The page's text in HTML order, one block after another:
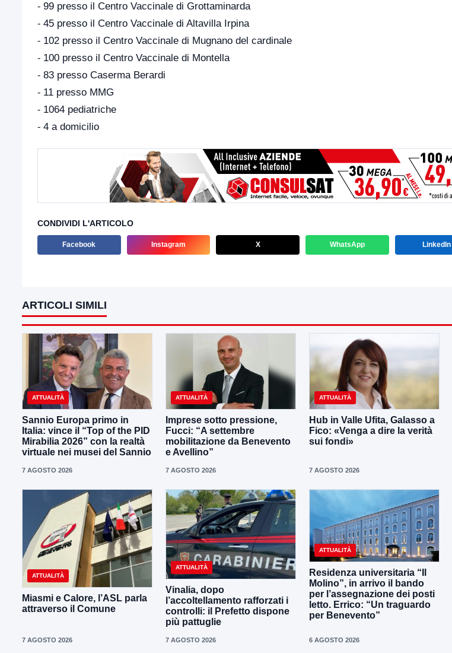
⁃ 99 presso il Centro Vaccinale di Grottaminarda
⁃ 45 presso il Centro Vaccinale di Altavilla Irpina
⁃ 102 presso il Centro Vaccinale di Mugnano del cardinale
⁃ 100 presso il Centro Vaccinale di Montella
⁃ 83 presso Caserma Berardi
⁃ 11 presso MMG
⁃ 1064 pediatriche
⁃ 4 a domicilio
CONDIVIDI L'ARTICOLO
Facebook Instagram X WhatsApp LinkedIn
ARTICOLI SIMILI
ATTUALITÀ
Sannio Europa primo in
Italia: vince il “Top of the PID
Mirabilia 2026” con la realtà
virtuale nei musei del Sannio
7 AGOSTO 2026
ATTUALITÀ
Imprese sotto pressione,
Fucci: “A settembre
mobilitazione da Benevento
e Avellino”
7 AGOSTO 2026
ATTUALITÀ
Hub in Valle Ufita, Galasso a
Fico: «Venga a dire la verità
sui fondi»
7 AGOSTO 2026
ATTUALITÀ
Miasmi e Calore, l’ASL parla
attraverso il Comune
7 AGOSTO 2026
ATTUALITÀ
Vinalia, dopo
l’accoltellamento rafforzati i
controlli: il Prefetto dispone
più pattuglie
7 AGOSTO 2026
ATTUALITÀ
Residenza universitaria “Il
Molino”, in arrivo il bando
per l’assegnazione dei posti
letto. Errico: “Un traguardo
per Benevento”
6 AGOSTO 2026